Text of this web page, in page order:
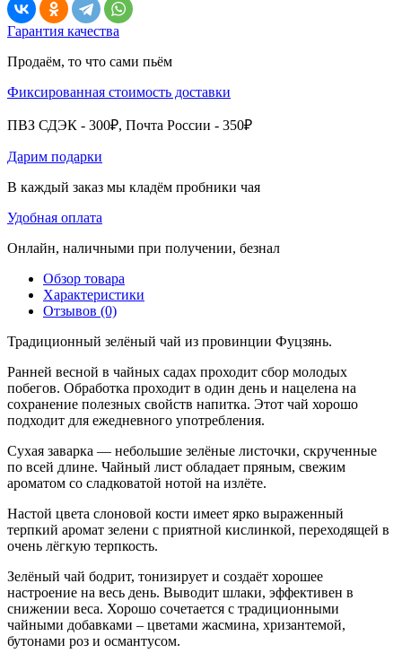
Гарантия качества
Продаём, то что сами пьём
Фиксированная стоимость доставки
ПВЗ СДЭК - 300₽, Почта России - 350₽
Дарим подарки
В каждый заказ мы кладём пробники чая
Удобная оплата
Онлайн, наличными при получении, безнал
Обзор товара
Характеристики
Отзывов (0)
Традиционный зелёный чай из провинции Фуцзянь.
Ранней весной в чайных садах проходит сбор молодых
побегов. Обработка проходит в один день и нацелена на
сохранение полезных свойств напитка. Этот чай хорошо
подходит для ежедневного употребления.
Сухая заварка — небольшие зелёные листочки, скрученные
по всей длине. Чайный лист обладает пряным, свежим
ароматом со сладковатой нотой на излёте.
Настой цвета слоновой кости имеет ярко выраженный
терпкий аромат зелени с приятной кислинкой, переходящей в
очень лёгкую терпкость.
Зелёный чай бодрит, тонизирует и создаёт хорошее
настроение на весь день. Выводит шлаки, эффективен в
снижении веса. Хорошо сочетается с традиционными
чайными добавками – цветами жасмина, хризантемой,
бутонами роз и османтусом.